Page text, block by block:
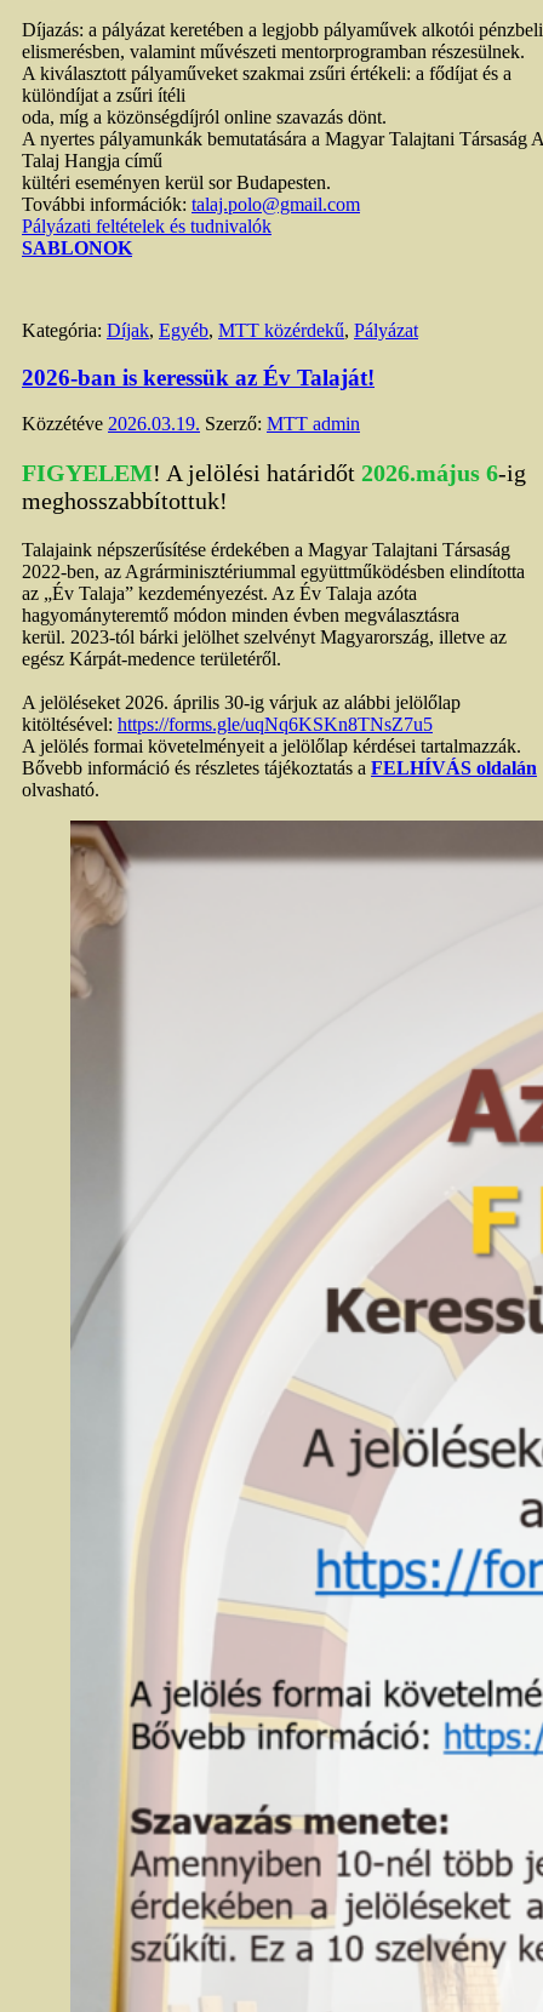
Díjazás: a pályázat keretében a legjobb pályaművek alkotói pénzbeli
elismerésben, valamint művészeti mentorprogramban részesülnek.
A kiválasztott pályaműveket szakmai zsűri értékeli: a fődíjat és a
különdíjat a zsűri ítéli
oda, míg a közönségdíjról online szavazás dönt.
A nyertes pályamunkák bemutatására a Magyar Talajtani Társaság A
Talaj Hangja című
kültéri eseményen kerül sor Budapesten.
További információk: talaj.polo@gmail.com
Pályázati feltételek és tudnivalók
SABLONOK
Kategória: Díjak, Egyéb, MTT közérdekű, Pályázat
2026-ban is keressük az Év Talaját!
Közzétéve 2026.03.19. Szerző: MTT admin
FIGYELEM! A jelölési határidőt 2026.május 6-ig
meghosszabbítottuk!
Talajaink népszerűsítése érdekében a Magyar Talajtani Társaság
2022-ben, az Agrárminisztériummal együttműködésben elindította
az „Év Talaja” kezdeményezést. Az Év Talaja azóta
hagyományteremtő módon minden évben megválasztásra
kerül. 2023-tól bárki jelölhet szelvényt Magyarország, illetve az
egész Kárpát-medence területéről.
A jelöléseket 2026. április 30-ig várjuk az alábbi jelölőlap
kitöltésével: https://forms.gle/uqNq6KSKn8TNsZ7u5
A jelölés formai követelményeit a jelölőlap kérdései tartalmazzák.
Bővebb információ és részletes tájékoztatás a FELHÍVÁS oldalán
olvasható.